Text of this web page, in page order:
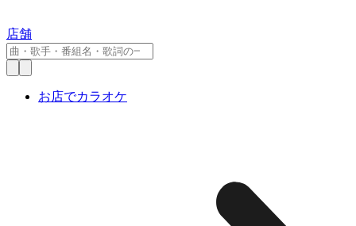
店舗
お店でカラオケ